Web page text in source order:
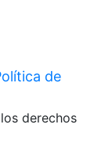
de
derechos